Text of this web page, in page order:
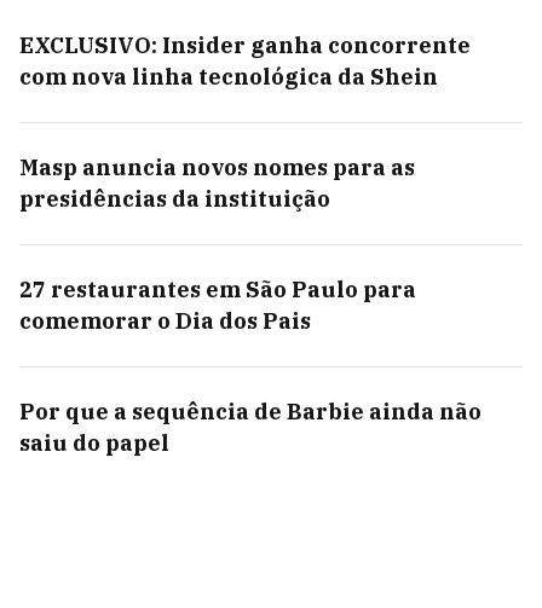
EXCLUSIVO: Insider ganha concorrente
com nova linha tecnológica da Shein
Masp anuncia novos nomes para as
presidências da instituição
27 restaurantes em São Paulo para
comemorar o Dia dos Pais
Por que a sequência de Barbie ainda não
saiu do papel